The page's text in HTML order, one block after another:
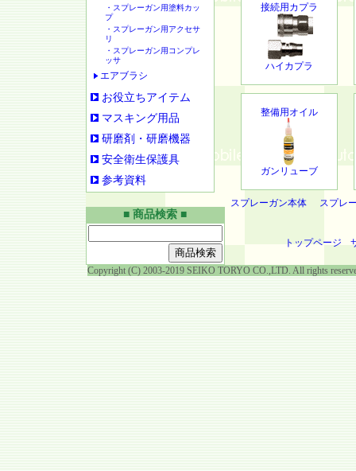
接続用カプラ
ハイカプラ
整備用オイル
ガンリューブ
スプレーガン本体 スプレ
トップページ
・スプレーガン用塗料カッ
プ
・スプレーガン用アクセサ
リ
・スプレーガン用コンプレ
ッサ
エアブラシ
お役立ちアイテム
マスキング用品
研磨剤・研磨機器
安全衛生保護具
参考資料
■ 商品検索 ■
Copyright (C) 2003-2019 SEIKO TORYO CO.,LTD. All rights